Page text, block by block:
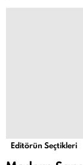
Editörün Seçtikleri